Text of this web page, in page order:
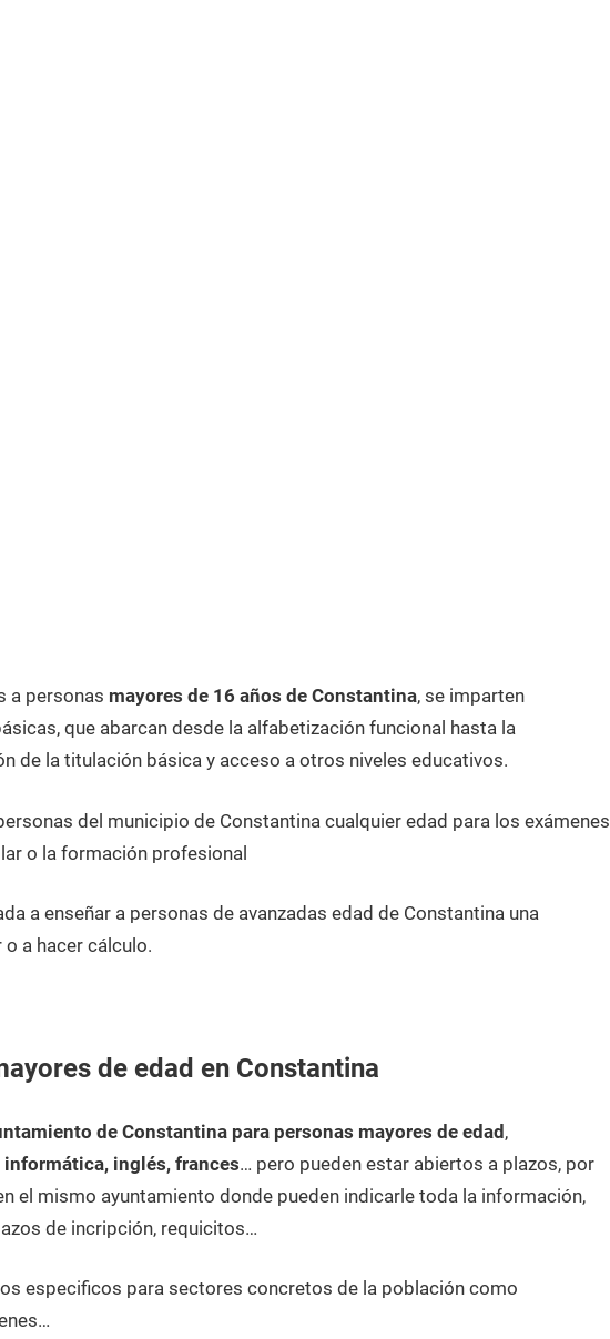
a personas mayores de 16 años de Constantina, se imparten
que abarcan desde la alfabetización funcional hasta la
de la titulación básica y acceso a otros niveles educativos.
del municipio de Constantina cualquier edad para los exámenes
o la formación profesional
a enseñar a personas de avanzadas edad de Constantina una
a hacer cálculo.
de edad en Constantina
de Constantina para personas mayores de edad,
informática, inglés, frances… pero pueden estar abiertos a plazos, por
el mismo ayuntamiento donde pueden indicarle toda la información,
de incripción, requicitos…
especificos para sectores concretos de la población como